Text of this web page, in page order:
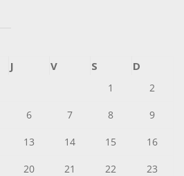
J V S D
1 2
6 7 8 9
13 14 15 16
20 21 22 23